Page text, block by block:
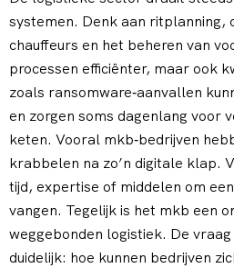
systemen. Denk aan ritplanning,
chauffeurs en het beheren van
processen efficiënter, maar ook
zoals ransomware‑aanvallen
en zorgen soms dagenlang voor
keten. Vooral mkb‑bedrijven
krabbelen na zo’n digitale klap.
tijd, expertise of middelen om
vangen. Tegelijk is het mkb een
weggebonden logistiek. De
duidelijk: hoe kunnen bedrijven